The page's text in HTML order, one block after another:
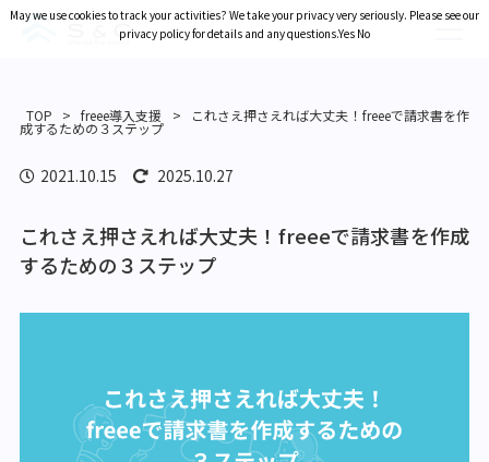
TOP > freee導入支援 > これさえ押さえれば大丈夫！freeeで請求書を作
成するための３ステップ
2021.10.15 2025.10.27
これさえ押さえれば大丈夫！freeeで請求書を作成
するための３ステップ
May we use cookies to track your activities? We take your privacy very seriously. Please see our
privacy policy for details and any questions.Yes No
May we use cookies to track your activities? We take your privacy very seriously. Please see our
privacy policy for details and any questions.Yes No